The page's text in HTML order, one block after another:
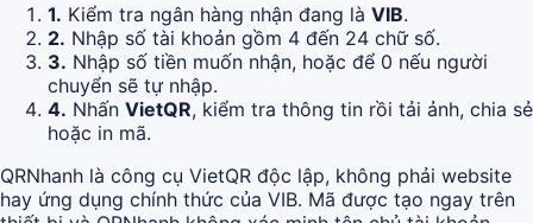
1. Kiểm tra ngân hàng nhận đang là VIB.
2. Nhập số tài khoản gồm 4 đến 24 chữ số.
3. Nhập số tiền muốn nhận, hoặc để 0 nếu người
chuyển sẽ tự nhập.
4. Nhấn VietQR, kiểm tra thông tin rồi tải ảnh, chia sẻ
hoặc in mã.
QRNhanh là công cụ VietQR độc lập, không phải website
hay ứng dụng chính thức của VIB. Mã được tạo ngay trên